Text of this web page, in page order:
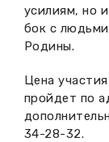
усилиям, но
бок с
Родины.
Цена
пройдет по
34-28-32.